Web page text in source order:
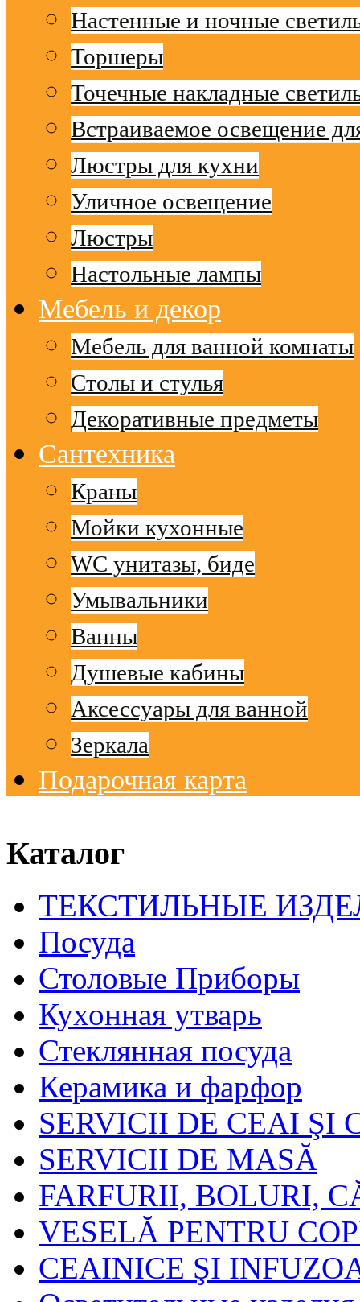
Настенные и ночные
Торшеры
Точечные накладные
Встраиваемое освещение
Люстры для кухни
Уличное освещение
Люстры
Настольные лампы
Мебель и декор
Мебель для ванной комнаты
Столы и стулья
Декоративные предметы
Сантехника
Краны
Мойки кухонные
WC унитазы, биде
Умывальники
Ванны
Душевые кабины
Аксессуары для ванной
Зеркала
Подарочная карта
Каталог
ТЕКСТИЛЬНЫЕ
Посуда
Столовые Приборы
Кухонная утварь
Стеклянная посуда
Керамика и фарфор
SERVICII DE CEAI ŞI
SERVICII DE MASĂ
FARFURII, BOLURI,
VESELĂ PENTRU
CEAINICE ŞI